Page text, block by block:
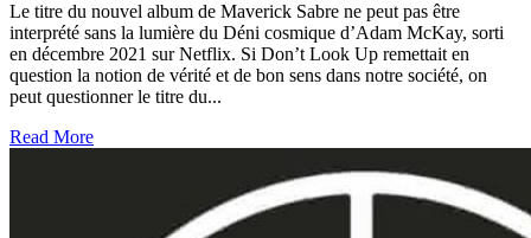
Le titre du nouvel album de Maverick Sabre ne peut pas être
interprété sans la lumière du Déni cosmique d’Adam McKay, sorti
en décembre 2021 sur Netflix. Si Don’t Look Up remettait en
question la notion de vérité et de bon sens dans notre société, on
peut questionner le titre du...
Read More